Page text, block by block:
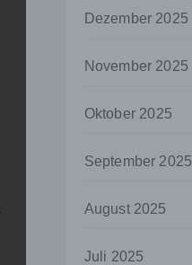
Dezember 2025
November 2025
Oktober 2025
September 2025
August 2025
Juli 2025